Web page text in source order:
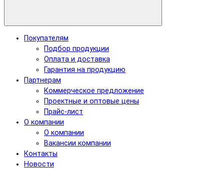
Покупателям
Подбор продукции
Оплата и доставка
Гарантия на продукцию
Партнерам
Коммерческое предложение
Проектные и оптовые цены
Прайс-лист
О компании
О компании
Вакансии компании
Контакты
Новости